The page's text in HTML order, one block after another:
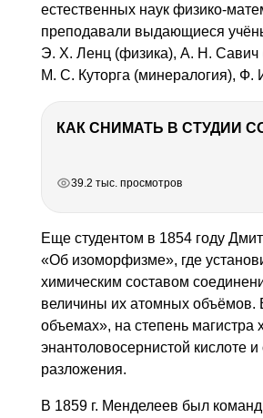
естественных наук физико-
преподавали выдающиеся
Э. Х. Ленц (физика), А. Н. Савич
М. С. Куторга (минералогия), Ф.
КАК СНИМАТЬ В СТУДИИ
39.2 тыс. просмотров
Еще студентом в 1854 году
«Об изоморфизме», где
химическим составом
величины их атомных объёмов.
объемах», на степень
энантоловосернистой кислоте
разложения.
В 1859 г. Менделеев был